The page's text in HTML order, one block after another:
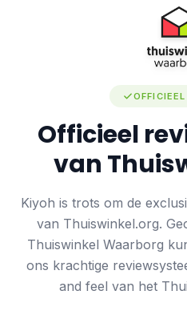
Officieel
van
Kiyoh is trots om de
van Thuiswinkel.org.
Thuiswinkel Waarborg
ons krachtige
and feel van het